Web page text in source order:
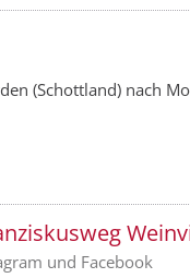
(Schottland) nach
und Facebook